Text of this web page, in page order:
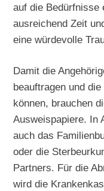
auf die Bedürfnisse
ausreichend Zeit
eine würdevolle
Damit die
beauftragen und
können, brauchen
Ausweispapiere. In
auch das
oder die
Partners. Für die
wird die